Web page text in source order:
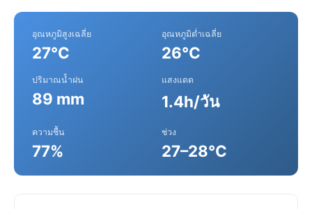
อุณหภูมิสูงเฉลี่ย
27°C
อุณหภูมิต่ำเฉลี่ย
26°C
ปริมาณน้ำฝน
89 mm
แสงแดด
1.4h/วัน
ความชื้น
77%
ช่วง
27–28°C